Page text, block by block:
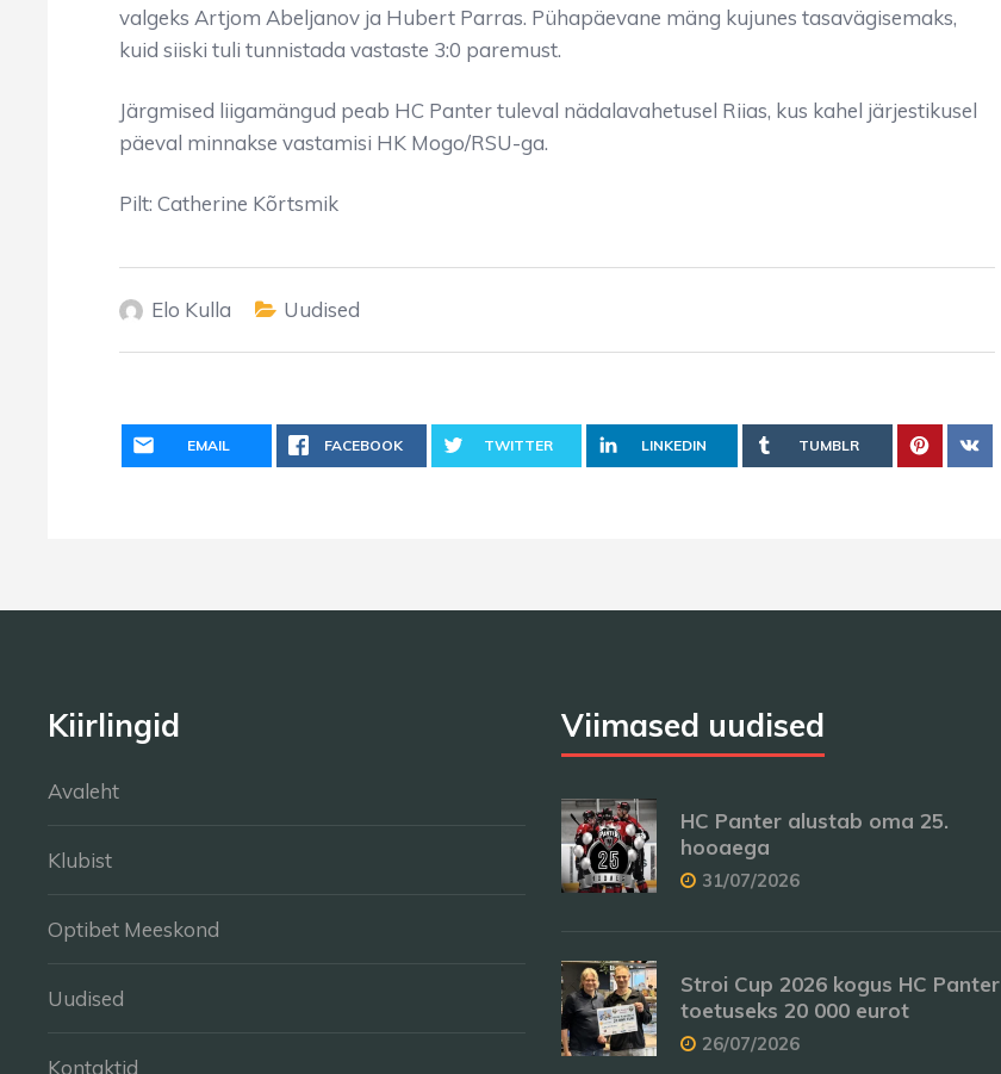
valgeks Artjom Abeljanov ja Hubert Parras. Pühapäevane mäng kujunes tasavägisemaks,
kuid siiski tuli tunnistada vastaste 3:0 paremust.
Järgmised liigamängud peab HC Panter tuleval nädalavahetusel Riias, kus kahel järjestikusel
päeval minnakse vastamisi HK Mogo/RSU-ga.
Pilt: Catherine Kõrtsmik
Elo Kulla Uudised
EMAIL FACEBOOK TWITTER LINKEDIN TUMBLR
Kiirlingid
Avaleht
Klubist
Optibet Meeskond
Uudised
Kontaktid
Viimased uudised
HC Panter alustab oma 25.
hooaega
31/07/2026
Stroi Cup 2026 kogus HC Panter
toetuseks 20 000 eurot
26/07/2026